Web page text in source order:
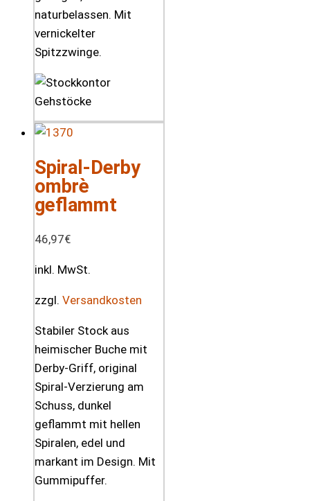
naturbelassen. Mit
vernickelter
Spitzzwinge.
Spiral-Derby
ombrè
geflammt
46,97€
inkl. MwSt.
zzgl. Versandkosten
Stabiler Stock aus
heimischer Buche mit
Derby-Griff, original
Spiral-Verzierung am
Schuss, dunkel
geflammt mit hellen
Spiralen, edel und
markant im Design. Mit
Gummipuffer.